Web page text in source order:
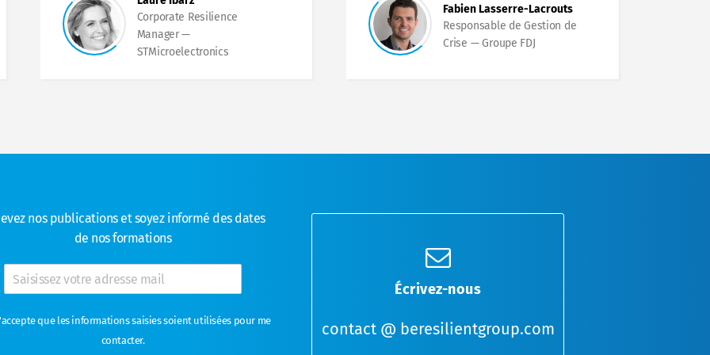
Corporate Resilience
Manager
STMicroelectronics
Fabien Lasserre-Lacrouts
Responsable de Gestion de
Crise
Groupe FDJ
nos publications et soyez informé des dates
de nos formations
que les informations saisies soient utilisées pour me
contacter.
Écrivez-nous
contact @ beresilientgroup.com